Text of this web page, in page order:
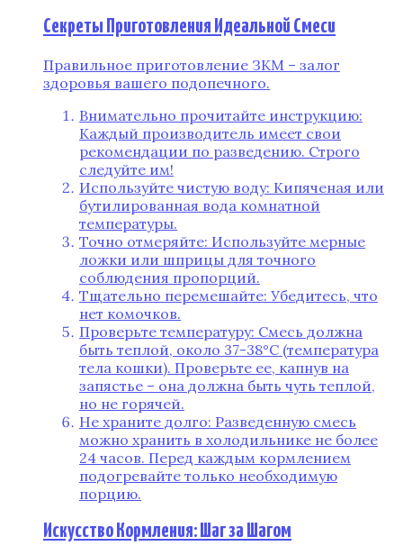
Секреты Приготовления Идеальной Смеси
Правильное приготовление ЗКМ – залог
здоровья вашего подопечного.
Внимательно прочитайте инструкцию:
Каждый производитель имеет свои
рекомендации по разведению. Строго
следуйте им!
Используйте чистую воду: Кипяченая или
бутилированная вода комнатной
температуры.
Точно отмеряйте: Используйте мерные
ложки или шприцы для точного
соблюдения пропорций.
Тщательно перемешайте: Убедитесь, что
нет комочков.
Проверьте температуру: Смесь должна
быть теплой, около 37-38°C (температура
тела кошки). Проверьте ее, капнув на
запястье – она должна быть чуть теплой,
но не горячей.
Не храните долго: Разведенную смесь
можно хранить в холодильнике не более
24 часов. Перед каждым кормлением
подогревайте только необходимую
порцию.
Искусство Кормления: Шаг за Шагом